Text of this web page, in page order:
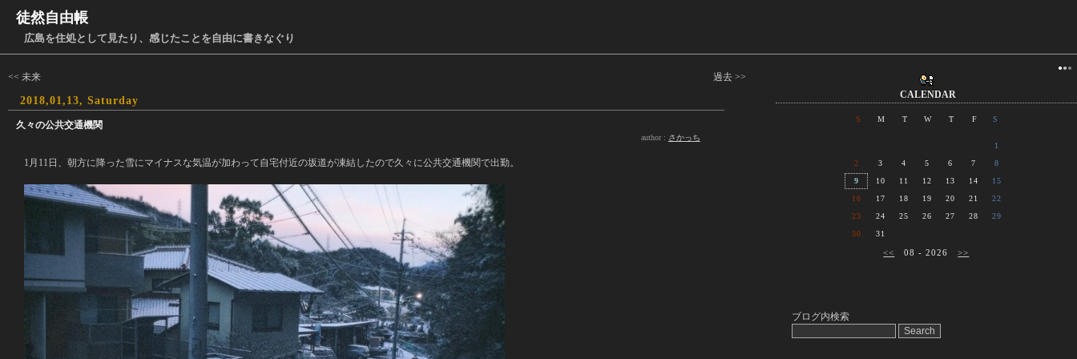
徒然自由帳
広島を住処として見たり、感じたことを自由に書きなぐり
<< 未来 過去 >>
2018,01,13, Saturday
久々の公共交通機関
author : さかっち
1月11日、朝方に降った雪にマイナスな気温が加わって自宅付近の坂道が凍結したので久々に公共交通機関で出勤。
●●●
CALENDAR
S M T W T F S
1
2
3 4 5 6 7
8
9
10 11 12 13 14
15
16
17 18 19 20 21
22
23
24 25 26 27 28
29
30
31
<< 08 - 2026>>
ブログ内検索